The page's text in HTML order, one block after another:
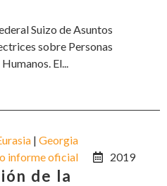
Suizo de Asuntos
sobre Personas
El...
| Georgia
informe oficial
2019
de la